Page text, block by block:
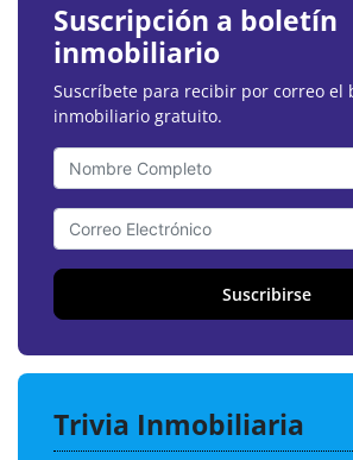
Suscripción a boletín
inmobiliario
Suscríbete para recibir por correo el
inmobiliario gratuito.
Suscribirse
Trivia Inmobiliaria